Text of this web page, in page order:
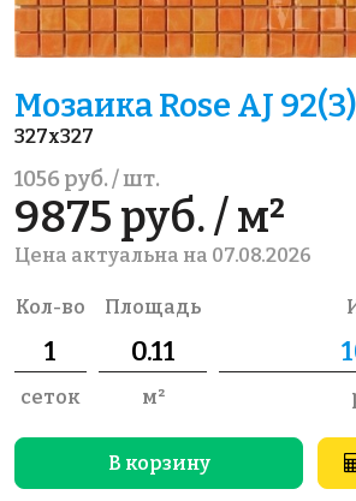
Мозаика Rose AJ 92(3)
327x327
1056 руб. / шт.
9875 руб. / м²
Цена актуальна на 07.08.2026
Кол-во
сеток
Площадь
м²
В корзину